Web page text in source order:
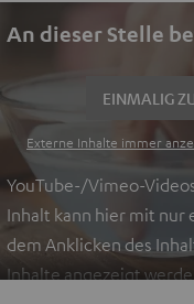
An dieser Stelle
EINMALIG
Externe Inhalte immer
YouTube-/Vimeo-
Inhalt kann hier mit nur
dem Anklicken des
Inhalte angezeigt